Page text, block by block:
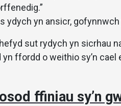
ydych yn ansicr,
sut rydych yn sicrhau
yn ffordd o weithio sy’n cael
ffiniau sy’n